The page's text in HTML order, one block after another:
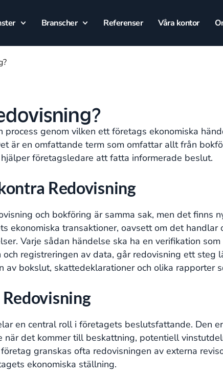
Branscher Referenser Våra kontor
process genom vilken ett företags ekonomiska
är en omfattande term som omfattar allt från
företagsledare att fatta informerade beslut.
Redovisning
och bokföring är samma sak, men det finns
ekonomiska transaktioner, oavsett om det
Varje sådan händelse ska ha en verifikation
registreringen av data, går redovisning ett steg
av bokslut, skattedeklarationer och olika rapporter
en central roll i företagets beslutsfattande. Den
när det kommer till beskattning, potentiell
granskas ofta redovisningen av externa
ekonomiska ställning.